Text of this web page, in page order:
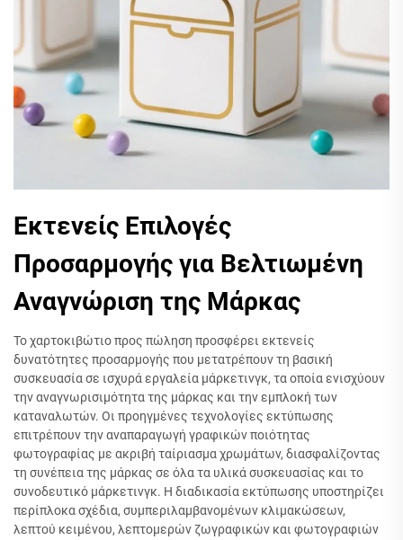
Εκτενείς Επιλογές
Προσαρμογής για Βελτιωμένη
Αναγνώριση της Μάρκας
Το χαρτοκιβώτιο προς πώληση προσφέρει εκτενείς
δυνατότητες προσαρμογής που μετατρέπουν τη βασική
συσκευασία σε ισχυρά εργαλεία μάρκετινγκ, τα οποία ενισχύουν
την αναγνωρισιμότητα της μάρκας και την εμπλοκή των
καταναλωτών. Οι προηγμένες τεχνολογίες εκτύπωσης
επιτρέπουν την αναπαραγωγή γραφικών ποιότητας
φωτογραφίας με ακριβή ταίριασμα χρωμάτων, διασφαλίζοντας
τη συνέπεια της μάρκας σε όλα τα υλικά συσκευασίας και το
συνοδευτικό μάρκετινγκ. Η διαδικασία εκτύπωσης υποστηρίζει
περίπλοκα σχέδια, συμπεριλαμβανομένων κλιμακώσεων,
λεπτού κειμένου, λεπτομερών ζωγραφικών και φωτογραφιών